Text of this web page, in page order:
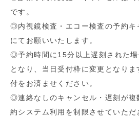
です。
◎内視鏡検査・エコー検査の予約キ
にてお願いいたします。
◎予約時間に15分以上遅刻された
となり、当日受付枠に変更となり
付をお済ませください。
◎連絡なしのキャンセル・遅刻が複
約システム利用を制限させていただ